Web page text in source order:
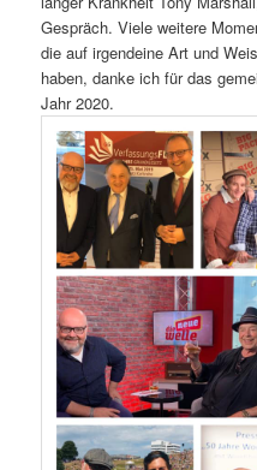
Gespräch. Viele weitere
die auf irgendeine Art und
haben, danke ich für das
Jahr 2020.